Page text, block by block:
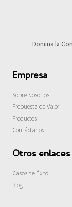
Domina la
Empresa
Sobre Nosotros
Propuesta de Valor
Productos
Contáctanos
Otros enlaces
Casos de Éxito
Blog